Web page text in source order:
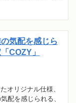
気配を感じら
COZY」
オリジナル仕様、
配を感じられる、